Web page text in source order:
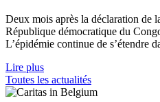
Deux mois après la déclaration de
République démocratique du
L’épidémie continue de s’étendre
Lire plus
Toutes les actualités